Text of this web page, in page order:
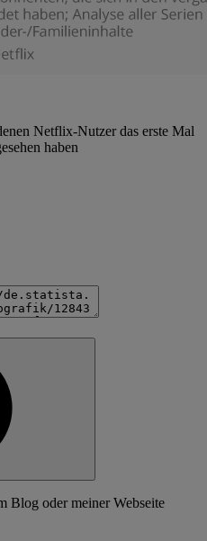
Netflix-Nutzer das erste Mal
haben
Blog oder meiner Webseite